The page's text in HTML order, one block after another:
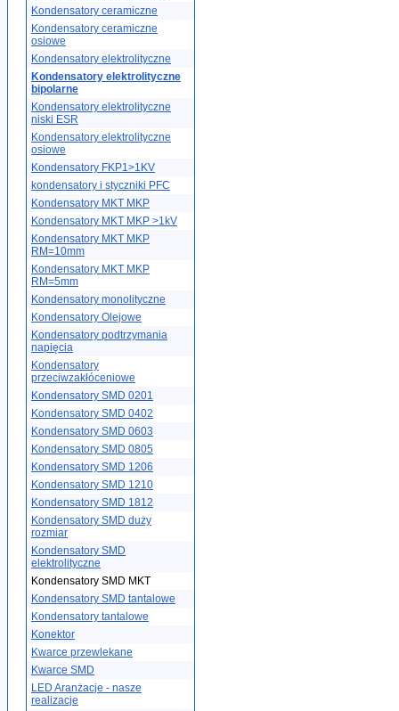
Kondensatory ceramiczne
Kondensatory ceramiczne
osiowe
Kondensatory elektrolityczne
Kondensatory elektrolityczne
bipolarne
Kondensatory elektrolityczne
niski ESR
Kondensatory elektrolityczne
osiowe
Kondensatory FKP1>1KV
kondensatory i styczniki PFC
Kondensatory MKT MKP
Kondensatory MKT MKP >1kV
Kondensatory MKT MKP
RM=10mm
Kondensatory MKT MKP
RM=5mm
Kondensatory monolityczne
Kondensatory Olejowe
Kondensatory podtrzymania
napięcia
Kondensatory
przeciwzakłóceniowe
Kondensatory SMD 0201
Kondensatory SMD 0402
Kondensatory SMD 0603
Kondensatory SMD 0805
Kondensatory SMD 1206
Kondensatory SMD 1210
Kondensatory SMD 1812
Kondensatory SMD duży
rozmiar
Kondensatory SMD
elektrolityczne
Kondensatory SMD MKT
Kondensatory SMD tantalowe
Kondensatory tantalowe
Konektor
Kwarce przewlekane
Kwarce SMD
LED Aranżacje - nasze
realizacje